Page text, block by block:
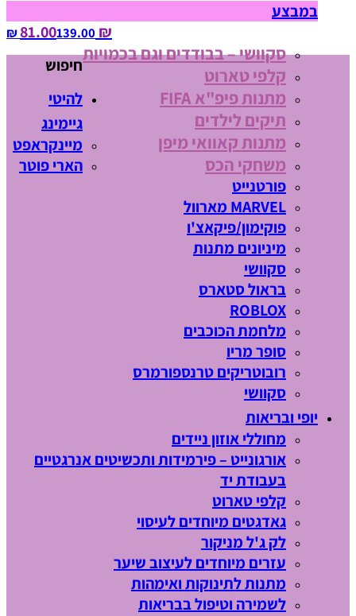
במבצע
₪ 81.00
139.00‏ ₪
סקוושי – בבודדים וגם בכמויות
קלפי טארוט
מתנות פיפ"א FIFA
תיקים לילדים
מתנות קאוואי מיפן
משחקי הכס
חיפוש
להיטי
גיימינג
מיינקראפט
הארי פוטר
פורטנייט
MARVEL מארוול
פוקימון/פיקאצ'ו
מיניונים מתנות
סקוושי
בראול סטארס
ROBLOX
מלחמת הכוכבים
סופר מריו
רובוטריקים טרנספורמרס
סקוושי
יופי ובריאות
מחוללי אוזון ניידים
אורגונייט – פירמידות ותכשיטים אנרגטיים
בעבודת יד
קלפי טארוט
גאדגטים מיוחדים לעיסוי
לק ג'ל מניקור
עזרים מיוחדים לעיצוב שיער
מתנות לתינוקות ואימהות
לשמירה וטיפול בבריאות